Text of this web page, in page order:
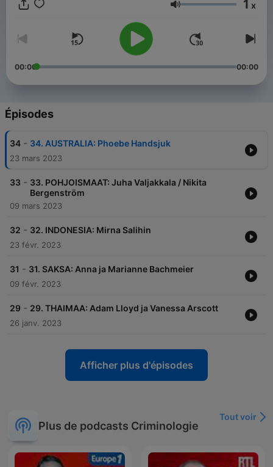
Volume 1 x
00:00 00:00
Épisodes
34 - 34. AUSTRALIA: Phoebe Handsjuk
23 mars 2023
33 - 33. POHJOISMAAT: Juha Valjakkala / Nikita
Bergenström
09 mars 2023
32 - 32. INDONESIA: Mirna Salihin
23 févr. 2023
31 - 31. SAKSA: Anna ja Marianne Bachmeier
09 févr. 2023
29 - 29. THAIMAA: Adam Lloyd ja Vanessa Arscott
26 janv. 2023
Afficher plus d'épisodes
Plus de podcasts Criminologie
Tout voir